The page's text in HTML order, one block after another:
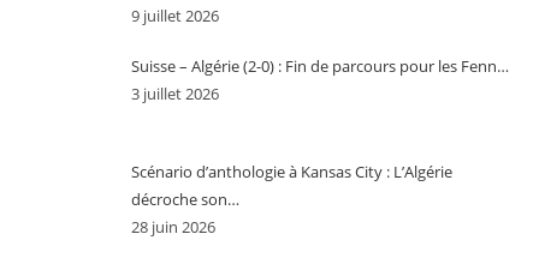
9 juillet 2026
Suisse – Algérie (2-0) : Fin de parcours pour les Fenn…
3 juillet 2026
Scénario d’anthologie à Kansas City : L’Algérie
décroche son…
28 juin 2026